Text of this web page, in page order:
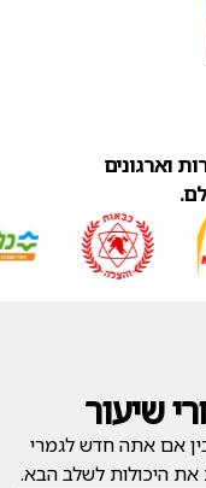
וארגונים
שיעור
אם אתה חדש לגמרי
את היכולות לשלב הבא.